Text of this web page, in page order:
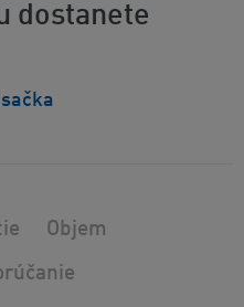
dostanete
Objem